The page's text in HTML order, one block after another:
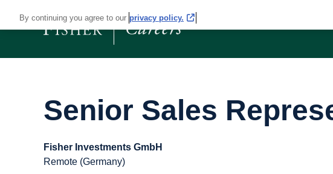
Senior Sales
Fisher Investments GmbH
Remote (Germany)
By continuing you agree to our privacy policy.